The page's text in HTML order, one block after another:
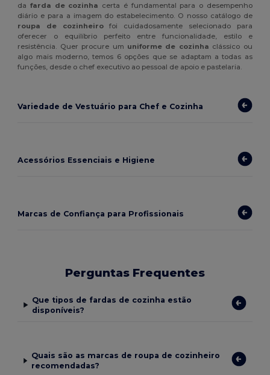
da farda de cozinha certa é fundamental para o desempenho
diário e para a imagem do estabelecimento. O nosso catálogo de
roupa de cozinheirofoi cuidadosamente selecionado para
oferecer o equilíbrio perfeito entre funcionalidade, estilo e
resistência. Quer procure um uniforme de cozinha clássico ou
algo mais moderno, temos 6 opções que se adaptam a todas as
funções, desde o chef executivo ao pessoal de apoio e pastelaria.
Variedade de Vestuário para Chef e Cozinha
Acessórios Essenciais e Higiene
Marcas de Confiança para Profissionais
Perguntas Frequentes
Que tipos de fardas de cozinha estão
disponíveis?
Quais são as marcas de roupa de cozinheiro
recomendadas?